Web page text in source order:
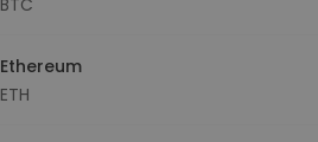
Ethereum
ETH